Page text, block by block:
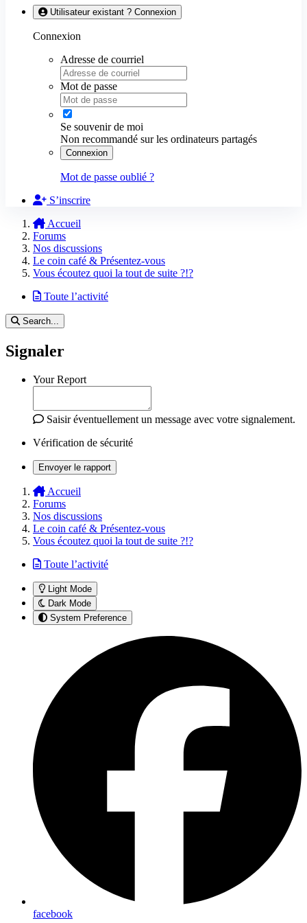
Utilisateur existant ? Connexion
Connexion
Adresse de courriel
Mot de passe
Se souvenir de moi
Non recommandé sur les ordinateurs partagés
Connexion
Mot de passe oublié ?
S’inscrire
Accueil
Forums
Nos discussions
Le coin café & Présentez-vous
Vous écoutez quoi la tout de suite ?!?
Toute l’activité
Search...
Signaler
Your Report
Saisir éventuellement un message avec votre signalement.
Vérification de sécurité
Envoyer le rapport
Accueil
Forums
Nos discussions
Le coin café & Présentez-vous
Vous écoutez quoi la tout de suite ?!?
Toute l’activité
Light Mode
Dark Mode
System Preference
facebook